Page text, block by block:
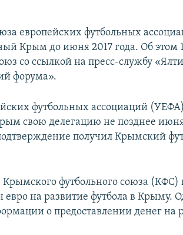
европейских футбольных
Крым до июня 2017 года. Об этом
со ссылкой на пресс-службу
форума».
футбольных ассоциаций
свою делегацию не позднее
получил Крымский
Крымского футбольного союза
евро на развитие футбола в Крыму.
о предоставлении денег на